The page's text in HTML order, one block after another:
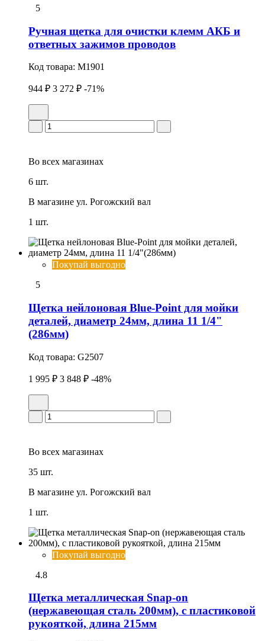
5
Ручная щетка для очистки клемм АКБ и
ответных зажимов проводов
Код товара: M1901
944 ₽ 3 272 ₽ -71%
Во всех магазинах
6 шт.
В магазине ул. Рогожский вал
1 шт.
Покупай выгодно
5
Щетка нейлоновая Blue-Point для мойки
деталей, диаметр 24мм, длина 11 1/4"
(286мм)
Код товара: G2507
1 995 ₽ 3 848 ₽ -48%
Во всех магазинах
35 шт.
В магазине ул. Рогожский вал
1 шт.
Покупай выгодно
4.8
Щетка металлическая Snap-on
(нержавеющая сталь 200мм), с пластиковой
рукояткой, длина 215мм